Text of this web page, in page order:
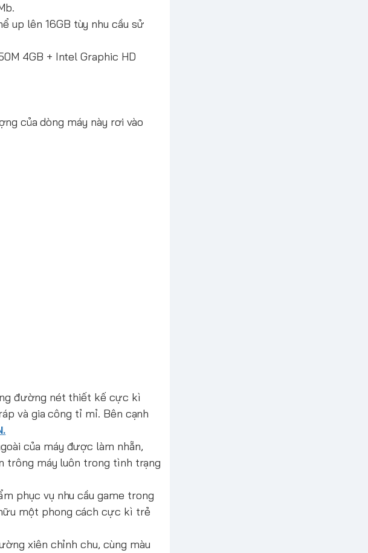
up lên 16GB tùy nhu cầu sử
4GB + Intel Graphic HD
của dòng máy này rơi vào
đường nét thiết kế cực kì
và gia công tỉ mỉ. Bên cạnh
của máy được làm nhẵn,
trông máy luôn trong tình trạng
phục vụ nhu cầu game trong
một phong cách cực kì trẻ
xiên chỉnh chu, cùng màu